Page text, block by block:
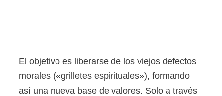
El objetivo es liberarse de los viejos defectos
morales («grilletes espirituales»), formando
así una nueva base de valores. Solo a través